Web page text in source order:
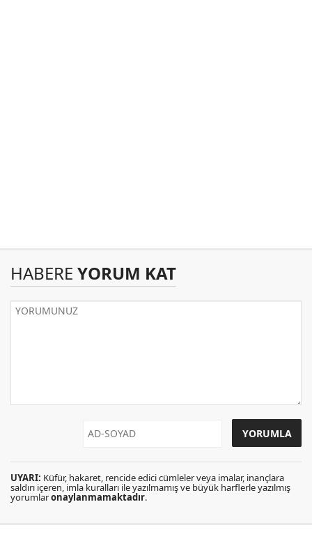
HABERE YORUM KAT
UYARI: Küfür, hakaret, rencide edici cümleler veya imalar, inançlara
saldırı içeren, imla kuralları ile yazılmamış ve büyük harflerle yazılmış
yorumlaronaylanmamaktadır.